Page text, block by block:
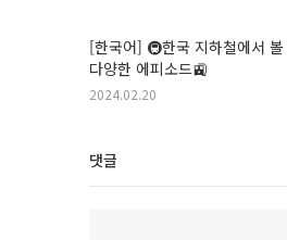
[한국어] 🚇한국 지하철에서
다양한 에피소드🚉
2024.02.20
댓글